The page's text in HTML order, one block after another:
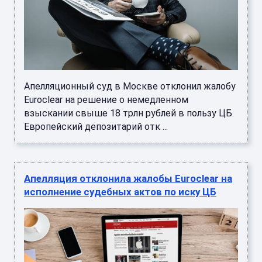
Апелляционный суд в Москве отклонил жалобу
Euroclear на решение о немедленном
взыскании свыше 18 трлн рублей в пользу ЦБ.
Европейский депозитарий отк ...
Апелляция отклонила жалобы Euroclear на
исполнение судебных актов по иску ЦБ